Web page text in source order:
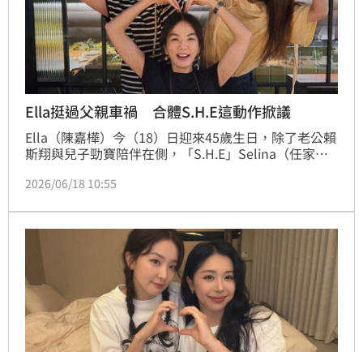
Ella挺過父親車禍 合體S.H.E這動作掀議
Ella（陳嘉樺）今（18）日迎來45歲生日，除了老公賴
斯翔與兒子勁寶陪伴在側，「S.H.E」Selina（任家
Ella露出招牌燦爛笑容，心情相當愉悅，一掃先前父親
2026/06/18 10:55